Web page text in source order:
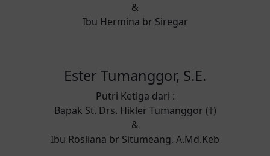
&
Ibu Hermina br Siregar
Ester Tumanggor, S.E.
Putri Ketiga dari :
Bapak St. Drs. Hikler Tumanggor (†)
&
Ibu Rosliana br Situmeang, A.Md.Keb